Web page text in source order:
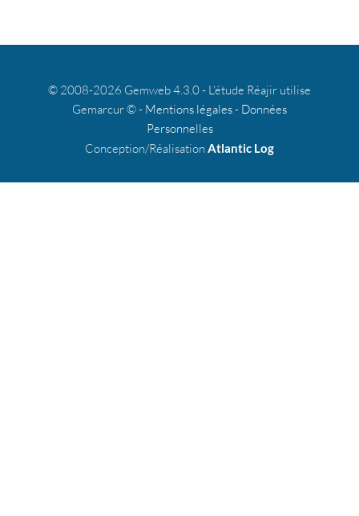
© 2008-2026 Gemweb 4.3.0 - L'étude Réajir utilise
Gemarcur © - Mentions légales- Données
Personnelles
Conception/Réalisation Atlantic Log